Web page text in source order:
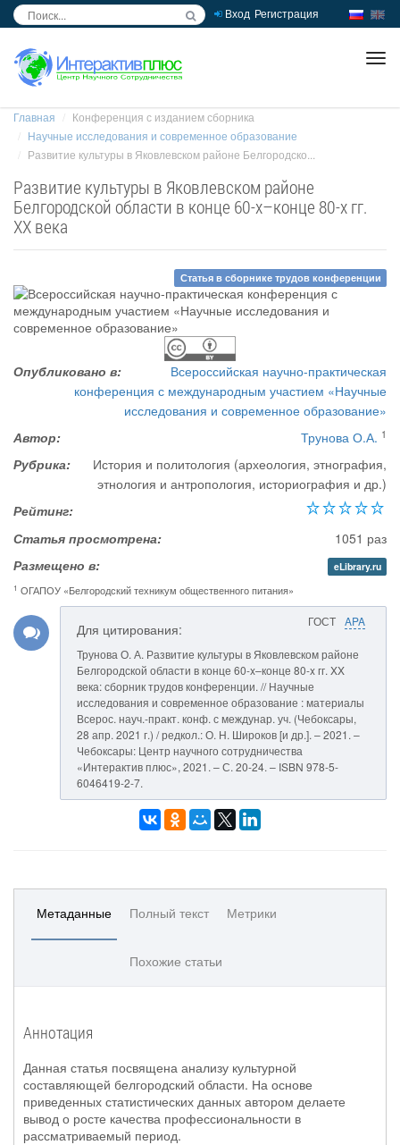
Вход Регистрация
Главная
Конференция с изданием сборника
Научные исследования и современное образование
Развитие культуры в Яковлевском районе Белгородско...
Развитие культуры в Яковлевском районе
Белгородской области в конце 60-x–конце 80-x гг.
XX века
Статья в сборнике трудов конференции
Опубликовано в:
Всероссийская научно-практическая
конференция с международным участием «Научные
исследования и современное образование»
Автор:
Трунова О.А. 1
Рубрика:
История и политология (археология, этнография,
этнология и антропология, историография и др.)
Рейтинг:
Статья просмотрена:
1051 раз
Размещено в:
eLibrary.ru
1 ОГАПОУ «Белгородский техникум общественного питания»
ГОСТ APA
Для цитирования:
Трунова О. А. Развитие культуры в Яковлевском районе
Белгородской области в конце 60-x–конце 80-x гг. XX
века: сборник трудов конференции. // Научные
исследования и современное образование : материалы
Всерос. науч.-практ. конф. с междунар. уч. (Чебоксары,
28 апр. 2021 г.) / редкол.: О. Н. Широков [и др.]. – 2021. –
Чебоксары: Центр научного сотрудничества
«Интерактив плюс», 2021. – С. 20-24. – ISBN 978-5-
6046419-2-7.
Метаданные Полный текст Метрики
Похожие статьи
Аннотация
Данная статья посвящена анализу культурной
составляющей белгородский области. На основе
приведенных статистических данных автором делаете
вывод о росте качества профессиональности в
рассматриваемый период.